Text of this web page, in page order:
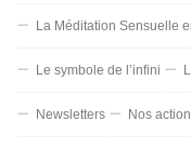
La Méditation Sensuelle
Le symbole de l’infini
Newsletters Nos